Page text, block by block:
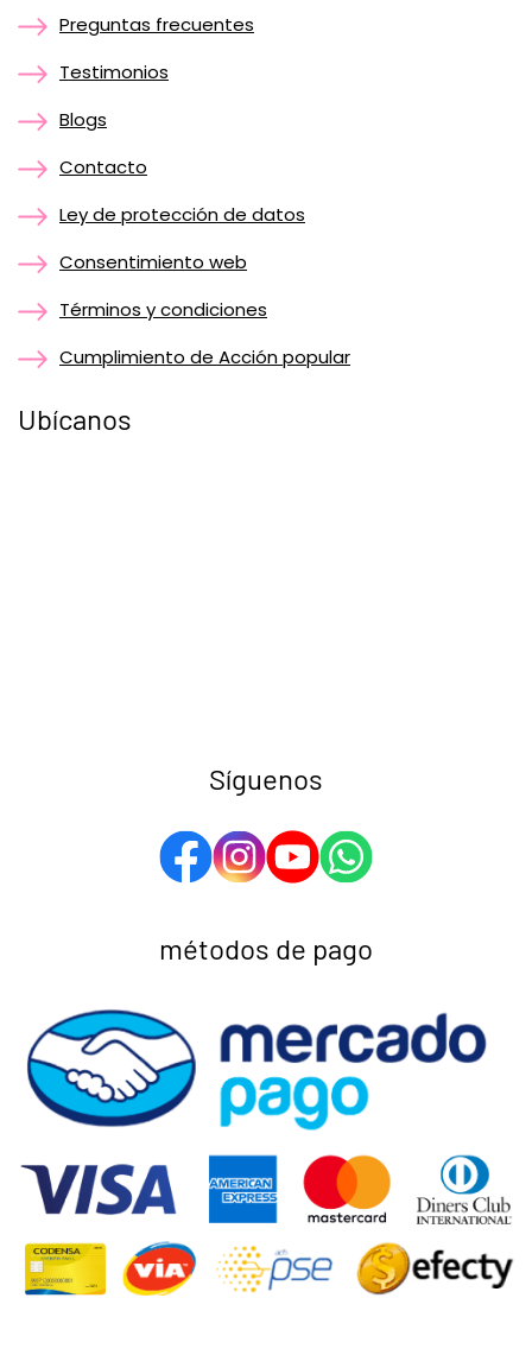
Preguntas frecuentes
Testimonios
Blogs
Contacto
Ley de protección de datos
Consentimiento web
Términos y condiciones
Cumplimiento de Acción popular
Ubícanos
Síguenos
métodos de pago